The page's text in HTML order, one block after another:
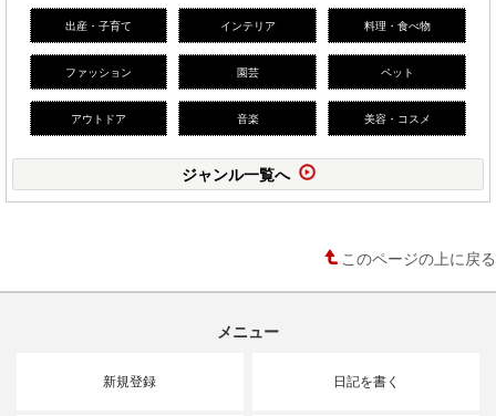
出産・子育て インテリア 料理・食べ物
ファッション 園芸 ペット
アウトドア 音楽 美容・コスメ
ジャンル一覧へ
このページの上に戻る
メニュー
新規登録 日記を書く